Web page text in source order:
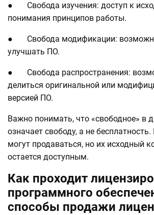
● Свобода изучения: доступ к
понимания принципов работы.
● Свобода модификации:
улучшать ПО.
● Свобода распространения:
делиться оригинальной или
версией ПО.
Важно понимать, что «свободное» в
означает свободу, а не
могут продаваться, но их исходный
остается доступным.
Как проходит
программного
способы продажи